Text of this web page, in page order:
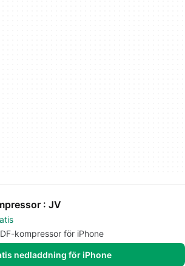
: JV
kompressor för iPhone
nedladdning för iPhone